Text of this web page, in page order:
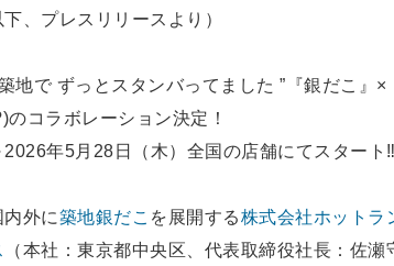
下、プレスリリースより）
地で ずっとスタンバってました ”『銀だこ』×
のコラボレーション決定！
年5月28日（木）全国の店舗にてスタート
外に築地銀だこ を展開する株式会社ホットラ
（本社：東京都中央区、代表取締役社長：佐